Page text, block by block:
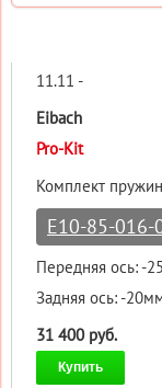
11.11 -
Eibach
Pro-Kit
Комплект
E10-85-016-
Передняя ось: -
Задняя ось: -
31 400 руб.
Купить